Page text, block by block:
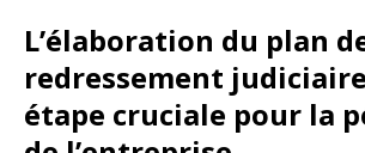
L’élaboration du plan
redressement
étape cruciale pour la